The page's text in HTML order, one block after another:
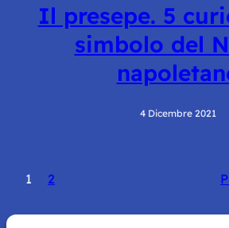
Il presepe. 5
simbolo del
4 Dicembre 2021
1 2